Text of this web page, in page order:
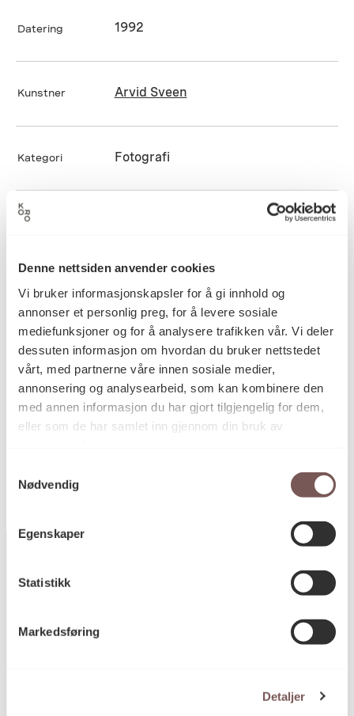
Denne nettsiden anvender cookies
Vi bruker informasjonskapsler for å gi innhold og
annonser et personlig preg, for å levere sosiale
mediefunksjoner og for å analysere trafikken vår. Vi deler
dessuten informasjon om hvordan du bruker nettstedet
vårt, med partnerne våre innen sosiale medier,
annonsering og analysearbeid, som kan kombinere den
med annen informasjon du har gjort tilgjengelig for dem,
eller som de har samlet inn gjennom din bruk av
Nødvendig
Egenskaper
Statistikk
Markedsføring
Detaljer
Datering 1992
Kunstner Arvid Sveen
Kategori Fotografi
Teknikk og
Mål
Høyde: 60cm
Bredde: 70cm
Diameter: 0cm
Dybde: 0cm
Reference KORO.004029